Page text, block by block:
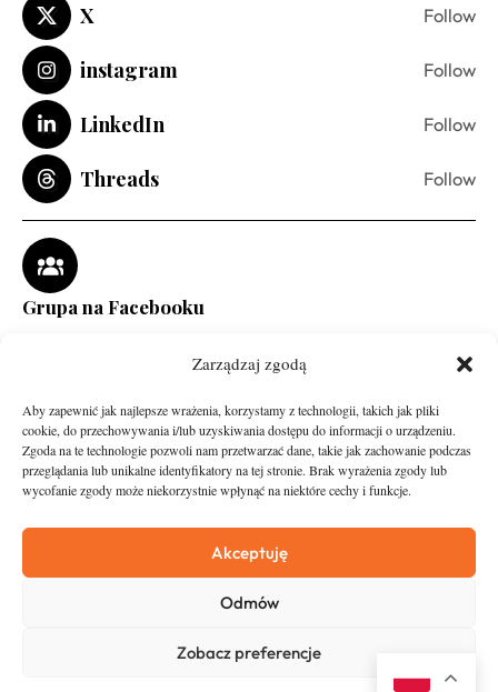
Zarządzaj zgodą
Aby zapewnić jak najlepsze wrażenia, korzystamy z technologii, takich jak pliki
cookie, do przechowywania i/lub uzyskiwania dostępu do informacji o urządzeniu.
Zgoda na te technologie pozwoli nam przetwarzać dane, takie jak zachowanie podczas
przeglądania lub unikalne identyfikatory na tej stronie. Brak wyrażenia zgody lub
wycofanie zgody może niekorzystnie wpłynąć na niektóre cechy i funkcje.
Akceptuję
Odmów
Zobacz preferencje
X Follow
instagram Follow
LinkedIn Follow
Threads Follow
Grupa na Facebooku
Asfalt
O nas
Zostań Patronem
Kontakt